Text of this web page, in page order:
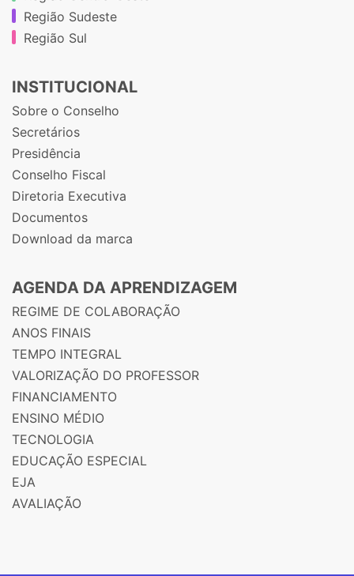
Região Sudeste
Região Sul
INSTITUCIONAL
Sobre o Conselho
Secretários
Presidência
Conselho Fiscal
Diretoria Executiva
Documentos
Download da marca
AGENDA DA APRENDIZAGEM
REGIME DE COLABORAÇÃO
ANOS FINAIS
TEMPO INTEGRAL
VALORIZAÇÃO DO PROFESSOR
FINANCIAMENTO
ENSINO MÉDIO
TECNOLOGIA
EDUCAÇÃO ESPECIAL
EJA
AVALIAÇÃO